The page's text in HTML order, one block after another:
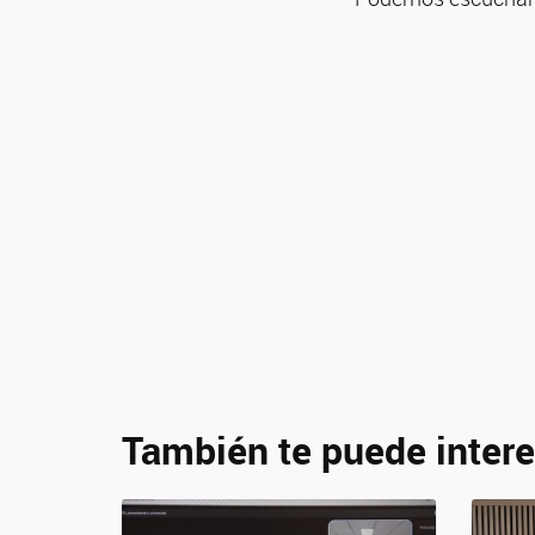
También te puede